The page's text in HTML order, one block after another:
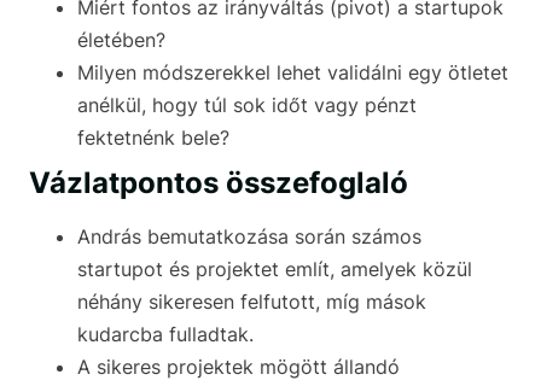
Miért fontos az irányváltás (pivot) a startupok
életében?
Milyen módszerekkel lehet validálni egy ötletet
anélkül, hogy túl sok időt vagy pénzt
fektetnénk bele?
Vázlatpontos összefoglaló
András bemutatkozása során számos
startupot és projektet említ, amelyek közül
néhány sikeresen felfutott, míg mások
kudarcba fulladtak.
A sikeres projektek mögött állandó